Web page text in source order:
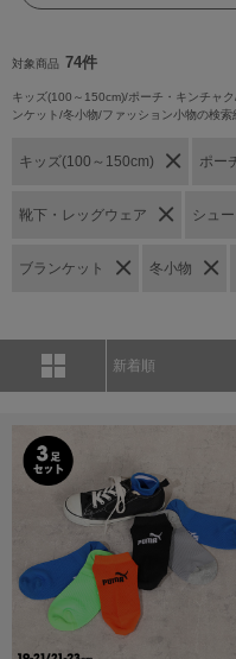
対象商品 74件
キッズ(100～150cm)/ポーチ・キンチャ
ンケット/冬小物/ファッション小物の検索
キッズ(100～150cm) ポー
靴下・レッグウェア シュ
ブランケット 冬小物
新着順